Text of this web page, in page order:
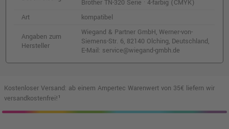
61,99 €
inkl. MwSt.zzgl. Versand
Kompatibler Toner ersetzt Brother TN-328Y
· Gelb
o. MwSt.86,55 €
inkl. MwSt. zzgl. Versand
Kompatibler Resttonerbehälter ersetzt
Brother TN-320 Serie · 4-farbig (CMYK)
Art
kompatibel
Angaben zum
Hersteller
Wiegand & Partner GmbH, Werner-von-
Siemens-Str. 6, 82140 Olching, Deutschland,
E-Mail: service@wiegand-gmbh.de
Kostenloser Versand: ab einem Ampertec Warenwert von 35€ liefern wir
versandkostenfrei!¹